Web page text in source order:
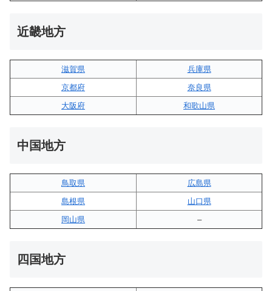
近畿地方
滋賀県
兵庫県
京都府
奈良県
大阪府
和歌山県
中国地方
鳥取県
広島県
島根県
山口県
岡山県
–
四国地方